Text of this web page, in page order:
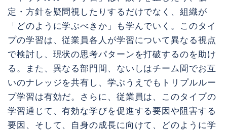
定・方針を疑問視したりするだけでなく、組織が
「どのように学ぶべきか」も学んでいく。このタイ
プの学習は、従業員各人が学習について異なる視点
で検討し、現状の思考パターンを打破するのを助け
る。また、異なる部門間、ないしはチーム間でお互
いのナレッジを共有し、学ぶうえでもトリプルルー
プ学習は有効だ。さらに、従業員は、このタイプの
学習通じて、有効な学びを促進する要因や阻害する
要因、そして、自身の成長に向けて、どのように学